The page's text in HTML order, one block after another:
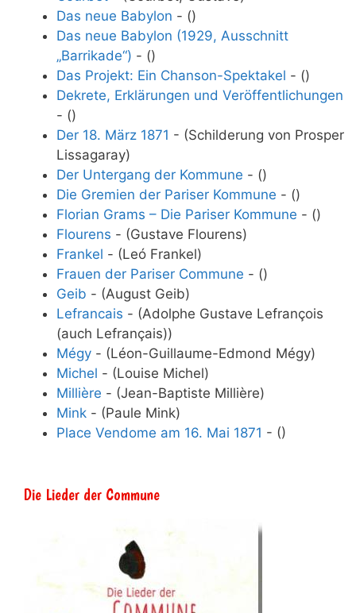
Das neue Babylon - ()
Das neue Babylon (1929, Ausschnitt
„Barrikade“) - ()
Das Projekt: Ein Chanson-Spektakel - ()
Dekrete, Erklärungen und Veröffentlichungen
- ()
Der 18. März 1871 - (Schilderung von Prosper
Lissagaray)
Der Untergang der Kommune - ()
Die Gremien der Pariser Kommune - ()
Florian Grams – Die Pariser Kommune - ()
Flourens - (Gustave Flourens)
Frankel - (Leó Frankel)
Frauen der Pariser Commune - ()
Geib - (August Geib)
Lefrancais - (Adolphe Gustave Lefrançois
(auch Lefrançais))
Mégy - (Léon-Guillaume-Edmond Mégy)
Michel - (Louise Michel)
Millière - (Jean-Baptiste Millière)
Mink - (Paule Mink)
Place Vendome am 16. Mai 1871 - ()
Die Lieder der Commune